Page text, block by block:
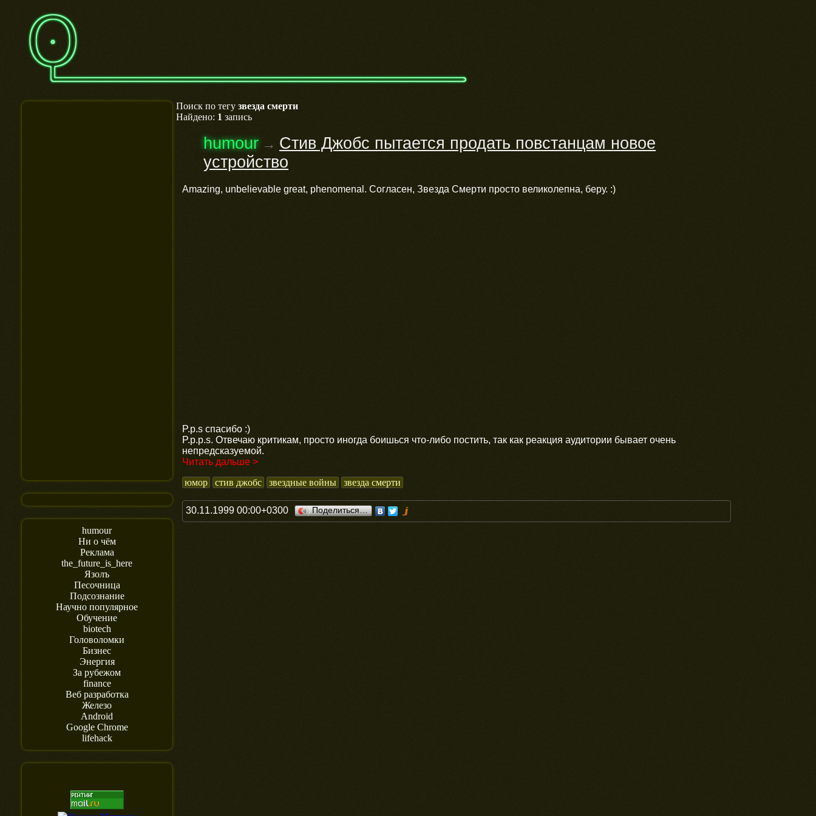
humour
Ни о чём
Реклама
the_future_is_here
Язолъ
Песочница
Подсознание
Научно популярное
Обучение
biotech
Головоломки
Бизнес
Энергия
За рубежом
finance
Веб разработка
Железо
Android
Google Chrome
lifehack
Поиск по тегу звезда смерти
Найдено: 1 запись
humour → Стив Джобс пытается продать повстанцам новое
устройство
Amazing, unbelievable great, phenomenal. Согласен, Звезда Смерти просто великолепна, беру. :)
P.p.s спасибо :)
P.p.p.s. Отвечаю критикам, просто иногда боишься что-либо постить, так как реакция аудитории бывает очень
непредсказуемой.
Читать дальше >
юмор
стив джобс звездные войны звезда смерти
30.11.1999 00:00+0300 Поделиться…